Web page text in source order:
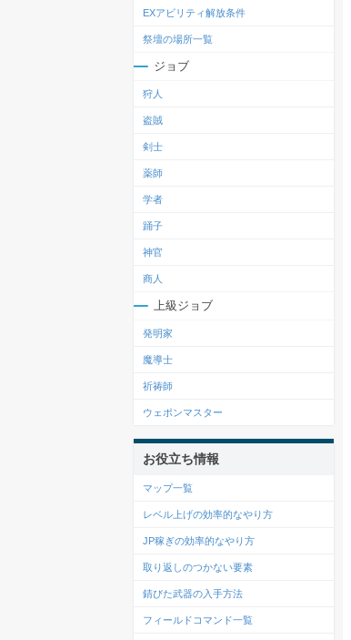
EXアビリティ解放条件
祭壇の場所一覧
ジョブ
狩人
盗賊
剣士
薬師
学者
踊子
神官
商人
上級ジョブ
発明家
魔導士
祈祷師
ウェポンマスター
お役立ち情報
マップ一覧
レベル上げの効率的なやり方
JP稼ぎの効率的なやり方
取り返しのつかない要素
錆びた武器の入手方法
フィールドコマンド一覧